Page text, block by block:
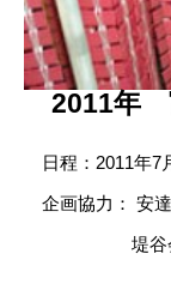
2011年
日程：2011年7
企画協力： 安
堤谷会計事